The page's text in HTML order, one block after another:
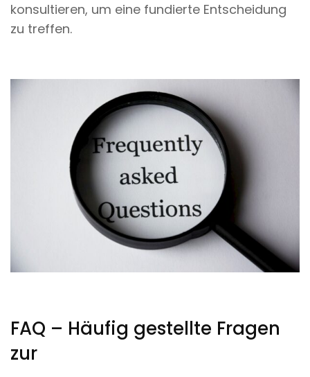
konsultieren, um eine fundierte Entscheidung
zu treffen.
FAQ – Häufig gestellte Fragen
zur